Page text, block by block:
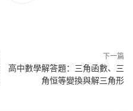
下一篇
高中數學解答題：三角函數、三
角恒等變換與解三角形